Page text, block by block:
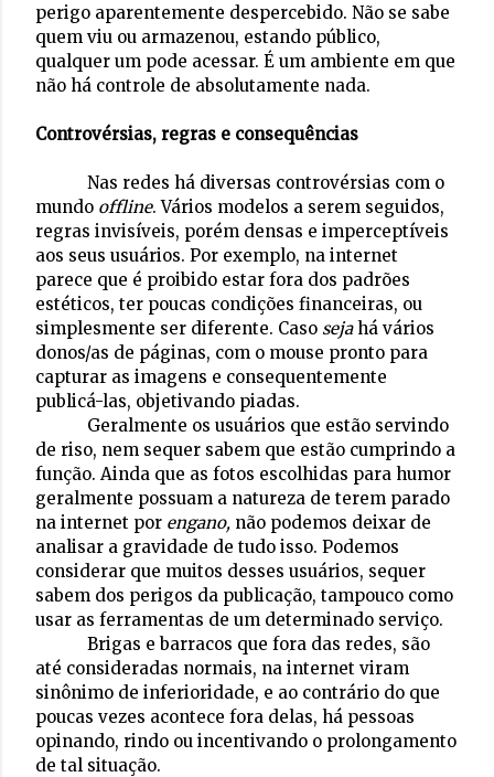
perigo aparentemente despercebido. Não se sabe
quem viu ou armazenou, estando público,
qualquer um pode acessar. É um ambiente em que
não há controle de absolutamente nada.
Controvérsias, regras e consequências
Nas redes há diversas controvérsias com o
mundo offline. Vários modelos a serem seguidos,
regras invisíveis, porém densas e imperceptíveis
aos seus usuários. Por exemplo, na internet
parece que é proibido estar fora dos padrões
estéticos, ter poucas condições financeiras, ou
simplesmente ser diferente. Caso sejahá vários
donos/as de páginas, com o mouse pronto para
capturar as imagens e consequentemente
publicá-las, objetivando piadas.
Geralmente os usuários que estão servindo
de riso, nem sequer sabem que estão cumprindo a
função. Ainda que as fotos escolhidas para humor
geralmente possuam a natureza de terem parado
na internet por engano, não podemos deixar de
analisar a gravidade de tudo isso. Podemos
considerar que muitos desses usuários, sequer
sabem dos perigos da publicação, tampouco como
usar as ferramentas de um determinado serviço.
Brigas e barracos que fora das redes, são
até consideradas normais, na internet viram
sinônimo de inferioridade, e ao contrário do que
poucas vezes acontece fora delas, há pessoas
opinando, rindo ou incentivando o prolongamento
de tal situação.